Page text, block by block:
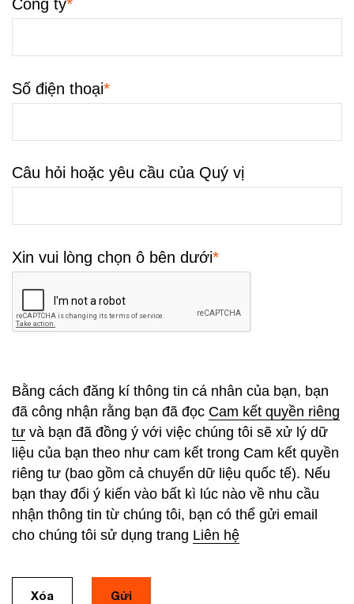
Công ty*
Số điện thoại*
Câu hỏi hoặc yêu cầu của Quý vị
Xin vui lòng chọn ô bên dưới*
Bằng cách đăng kí thông tin cá nhân của bạn, bạn
đã công nhận rằng bạn đã đọc Cam kết quyền riêng
tư và bạn đã đồng ý với việc chúng tôi sẽ xử lý dữ
liệu của bạn theo như cam kết trong Cam kết quyền
riêng tư (bao gồm cả chuyển dữ liệu quốc tế). Nếu
bạn thay đổi ý kiến vào bất kì lúc nào về nhu cầu
nhận thông tin từ chúng tôi, bạn có thể gửi email
cho chúng tôi sử dụng trang Liên hệ
Xóa Gửi